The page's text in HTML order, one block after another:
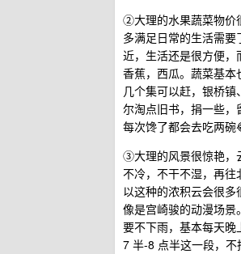
②大理的水果蔬菜物价
多满足日常的生活需
近，生活还是很方便，
香蕉，西瓜。蔬菜基
几个集可以赶，银桥
尔淘点旧书，捐一些
每次馋了都会去吃两碗
③大理的风景很惊艳，
不冷，不干不湿，再
以这种的浓积云会很
像是宫崎骏的动漫场
要不下雨，基本每天
7 半-8 点半这一段，不